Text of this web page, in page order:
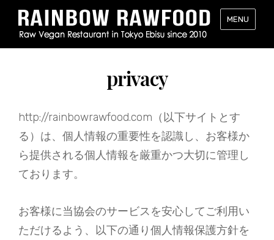
レ
イ
ン
フ
ー
ド
（
京・
恵
比
MENU
privacy
http://rainbowrawfood.com（以下サイトとす
る）は、個人情報の重要性を認識し、お客様か
ら提供される個人情報を厳重かつ大切に管理し
ております。
お客様に当協会のサービスを安心してご利用い
ただけるよう、以下の通り個人情報保護方針を